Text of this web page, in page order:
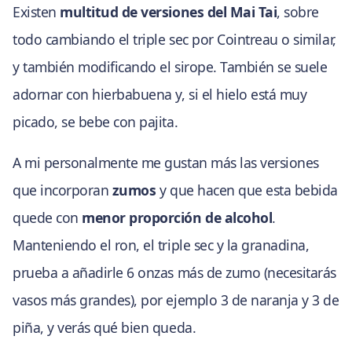
Existen multitud de versiones del Mai Tai, sobre
todo cambiando el triple sec por Cointreau o similar,
y también modificando el sirope. También se suele
adornar con hierbabuena y, si el hielo está muy
picado, se bebe con pajita.
A mi personalmente me gustan más las versiones
que incorporan zumos y que hacen que esta bebida
quede con menor proporción de alcohol.
Manteniendo el ron, el triple sec y la granadina,
prueba a añadirle 6 onzas más de zumo (necesitarás
vasos más grandes), por ejemplo 3 de naranja y 3 de
piña, y verás qué bien queda.